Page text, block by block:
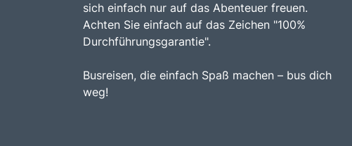
sich einfach nur auf das Abenteuer freuen.
Achten Sie einfach auf das Zeichen "100%
Durchführungsgarantie".
Busreisen, die einfach Spaß machen – bus dich
weg!